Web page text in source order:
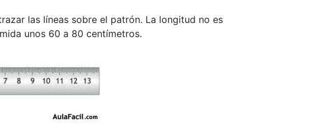
las líneas sobre el patrón. La longitud no es
unos 60 a 80 centímetros.